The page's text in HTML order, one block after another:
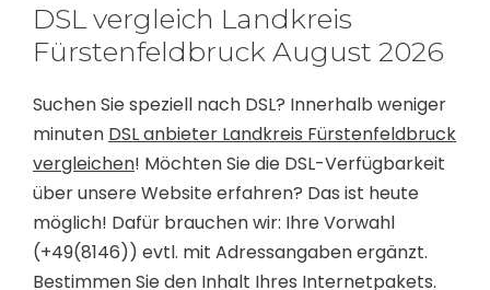
DSL vergleich Landkreis
Fürstenfeldbruck August 2026
Suchen Sie speziell nach DSL? Innerhalb weniger
minuten DSL anbieter Landkreis Fürstenfeldbruck
vergleichen! Möchten Sie die DSL-Verfügbarkeit
über unsere Website erfahren? Das ist heute
möglich! Dafür brauchen wir: Ihre Vorwahl
(+49(8146)) evtl. mit Adressangaben ergänzt.
Bestimmen Sie den Inhalt Ihres Internetpakets.